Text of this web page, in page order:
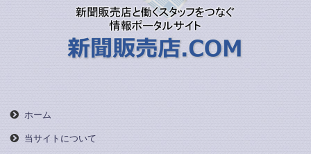
ホーム
当サイトについて